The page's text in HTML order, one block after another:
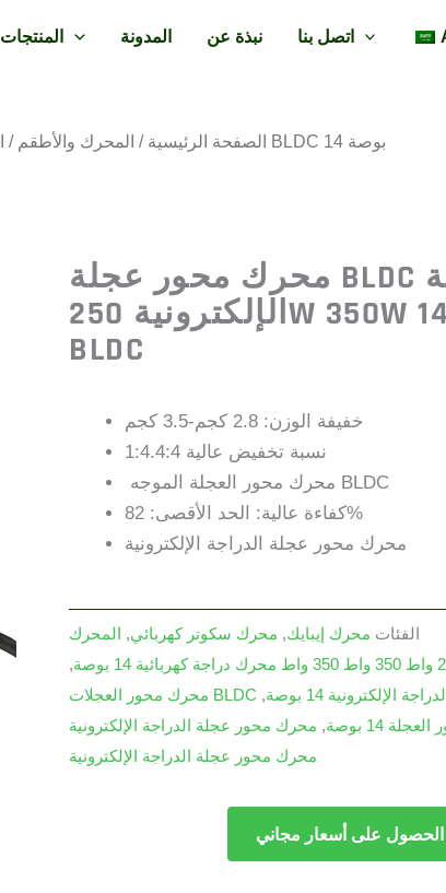
المنتجات المدونة نبذة عن اتصل بنا
الصفحة الرئيسية / المحرك والأطقم / / 250 واط 350 واط محرك محور عجلة الدراجة الإلكترونية BLDC 14 بوصة
محرك محور عجلة BLDC للدراجة
الإلكترونية 250W 350W 14 بوصة موجه
BLDC
خفيفة الوزن: 2.8 كجم-3.5 كجم
نسبة تخفيض عالية 1:4.4:4
محرك محور العجلة الموجه BLDC
كفاءة عالية: الحد الأقصى: 82%
محرك محور عجلة الدراجة الإلكترونية
الفئات محرك إيبايك, محرك سكوتر كهربائي, المحرك
,
الإلكترونية 14 بوصة
,
14 بوصة
,
محرك محور عجلة الدراجة الإلكترونية
الحصول على أسعار مجاني